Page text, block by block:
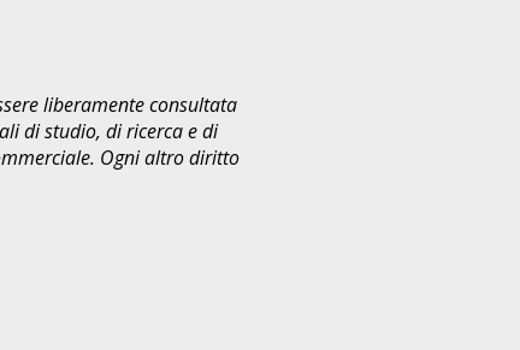
liberamente consultata
di studio, di ricerca e di
Ogni altro diritto